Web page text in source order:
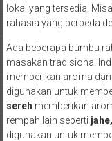
lokal yang tersedia.
rahasia yang berbeda
Ada beberapa bumbu
masakan tradisional
memberikan aroma
digunakan untuk
sereh memberikan
rempah lain seperti
digunakan untuk